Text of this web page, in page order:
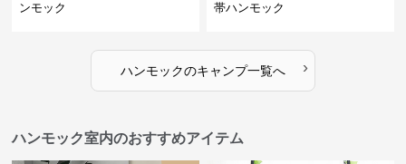
ンモック
帯ハンモック
ハンモックのキャンプ一覧へ ›
ハンモック室内のおすすめアイテム